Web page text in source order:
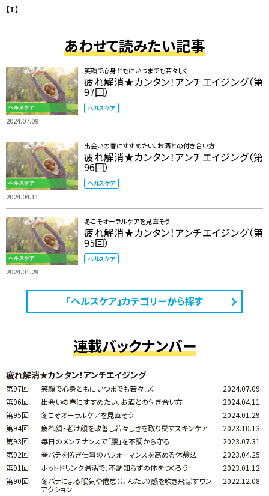
【T】
あわせて読みたい記事
2024.07.09
笑顔で心身ともにいつまでも若々しく
疲れ解消★カンタン！アンチエイジング（第
97回）
ヘルスケア
2024.04.11
出会いの春にすすめたい、お酒との付き合い方
疲れ解消★カンタン！アンチエイジング（第
96回）
ヘルスケア
2024.01.29
冬こそオーラルケアを見直そう
疲れ解消★カンタン！アンチエイジング（第
95回）
ヘルスケア
「ヘルスケア」カテゴリーから探す
連載バックナンバー
疲れ解消★カンタン！アンチエイジング
第97回 笑顔で心身ともにいつまでも若々しく
2024.07.09
第96回
出会いの春にすすめたい、お酒との付き合い方
2024.04.11
第95回
冬こそオーラルケアを見直そう
2024.01.29
第94回
疲れ顔・老け顔を改善し若々しさを取り戻すスキンケア
2023.10.13
第93回
毎日のメンテナンスで「腰」を不調から守る
2023.07.31
第92回
春バテを防ぎ仕事のパフォーマンスを高める休憩法
2023.04.25
第91回
ホットドリンク温活で、不調知らずの体をつくろう
2023.01.12
第90回
冬バテによる眠気や倦怠（けんたい）感を吹き飛ばすワン
アクション
2022.12.08